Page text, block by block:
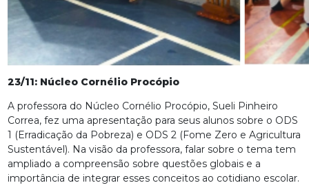
23/11: Núcleo Cornélio Procópio
A professora do Núcleo Cornélio Procópio, Sueli Pinheiro
Correa, fez uma apresentação para seus alunos sobre o ODS
1 (Erradicação da Pobreza) e ODS 2 (Fome Zero e Agricultura
Sustentável). Na visão da professora, falar sobre o tema tem
ampliado a compreensão sobre questões globais e a
importância de integrar esses conceitos ao cotidiano escolar.